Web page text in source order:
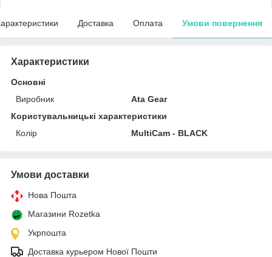
Доставка Оплата Умови повернення
Характеристики
Основні
Виробник
Ata Gear
Користувальницькі характеристики
Колір
MultiCam - BLACK
Умови доставки
Нова Пошта
Магазини Rozetka
Укрпошта
Доставка курьером Нової Пошти